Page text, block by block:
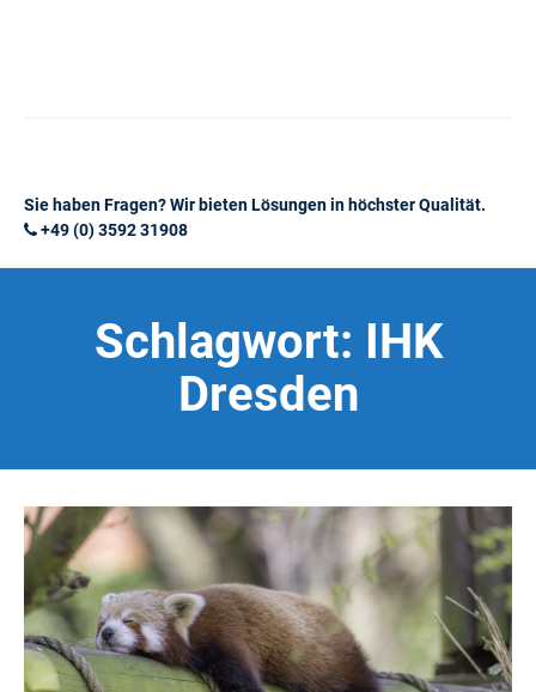
Sie haben Fragen? Wir bieten Lösungen in höchster Qualität.
+49 (0) 3592 31908
Schlagwort: IHK
Dresden